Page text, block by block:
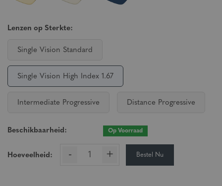
Lenzen op Sterkte:
Single Vision Standard
Single Vision High Index 1.67
Intermediate Progressive Distance Progressive
Beschikbaarheid: Op Voorraad
Hoeveelheid: - + Bestel Nu